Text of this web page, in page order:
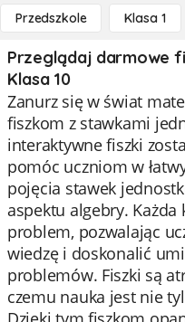
Przedszkole Klasa 1
Przeglądaj darmowe
Klasa 10
Zanurz się w świat
fiszkom z stawkami
interaktywne fiszki
pomóc uczniom w
pojęcia stawek
aspektu algebry.
problem, pozwalając
wiedzę i doskonalić
problemów. Fiszki są
czemu nauka jest nie